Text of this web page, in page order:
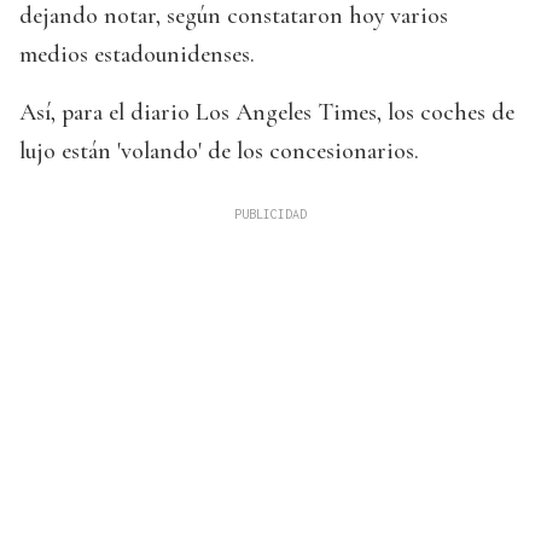
dejando notar, según constataron hoy varios
medios estadounidenses.
Así, para el diario Los Angeles Times, los coches de
lujo están 'volando' de los concesionarios.